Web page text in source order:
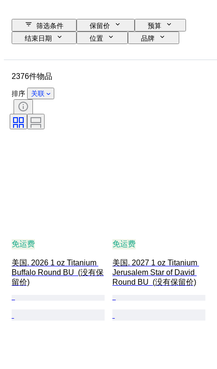
筛选条件 保留价
预算
结束日期
位置
品牌
细度
时代
金银块重量
2376件物品
排序 关联
免运费
美国. 2026 1 oz Titanium
Buffalo Round BU  (没有保
留价)
免运费
美国. 2027 1 oz Titanium
Jerusalem Star of David
Round BU  (没有保留价)